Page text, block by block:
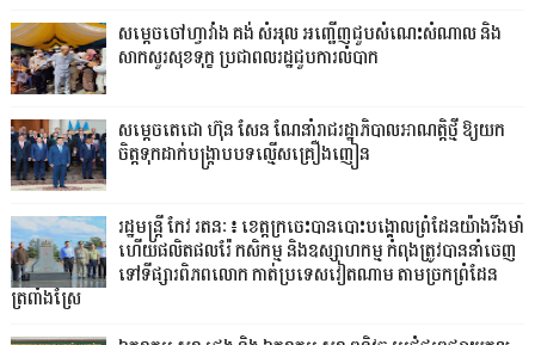
សម្តេចចៅហ្វាវាំង គង់ សំអុល អញ្ជើញជួបសំណេះសំណាល និង
សាកសួរសុខទុក្ខ ប្រជាពលរដ្ឋជួបការលំបាក
សម្តេចតេជោ ហ៊ុន សែន ណែនាំរាជរដ្ឋាភិបាលអាណត្តិថ្មី ឱ្យយក
ចិត្តទុកដាក់បង្ក្រាបបទល្មើសគ្រឿងញៀន
រដ្ឋមន្ត្រី កែវ រតនៈ៖ ខេត្តក្រចេះបានបោះបង្គោលព្រំដែនយ៉ាងរឹងមាំ
ហើយផលិតផលរ៉ែ កសិកម្ម និងឧស្សាហកម្ម កំពុងត្រូវបាននាំចេញ
ទៅទីផ្សារពិភពលោក កាត់ប្រទេសវៀតណាម តាមច្រកព្រំដែន
ត្រពាំងស្រែ